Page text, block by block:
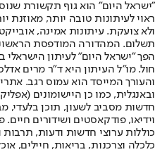
"ישראל היום" הוא גוף תקשורת
ראוי לעיתונות טובה יותר, מאוזנת
ולא צועקת. עיתונות אמינה,
הפך "ישראל היום" לעיתון
חול. מו"ל העיתון היא ד"ר מרים
והעורך המייסד הוא עמוס רגב.
חדשות מסביב לשעון, תוכן בלעדי,
וידיאו, פודקאסטים ושידורים
כוללות ערוצי חדשות ודעות, תרבות